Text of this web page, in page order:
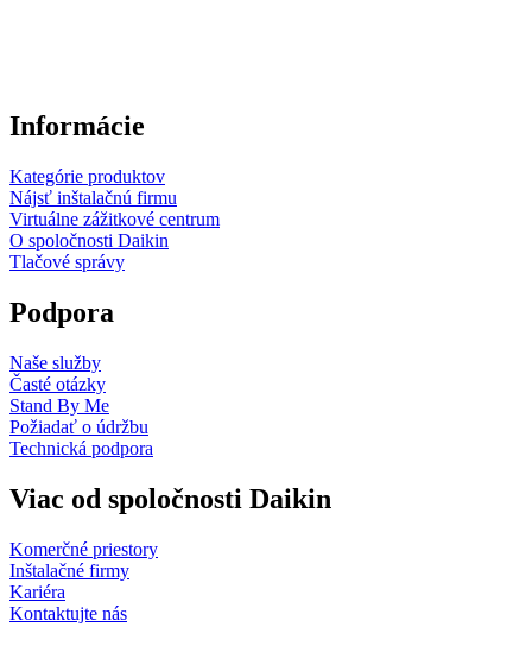
Informácie
Kategórie produktov
Nájsť inštalačnú firmu
Virtuálne zážitkové centrum
O spoločnosti Daikin
Tlačové správy
Podpora
Naše služby
Časté otázky
Stand By Me
Požiadať o údržbu
Technická podpora
Viac od spoločnosti Daikin
Komerčné priestory
Inštalačné firmy
Kariéra
Kontaktujte nás